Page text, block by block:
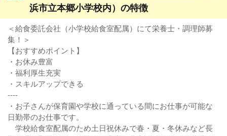
浜市立本郷小学校内）の特徴
＜給食委託会社（小学校給食室配属）にて栄養士・調理師募
集！＞
【おすすめポイント】
・お休み豊富
・福利厚生充実
・スキルアップできる
----
・お子さんが保育園や学校に通っている間にお仕事が可能な
日勤帯のお仕事です。
学校給食室配属のため土日祝休みで春・夏・冬休みなど長